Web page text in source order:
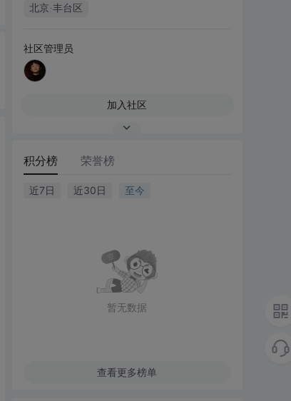
北京·丰台区
社区管理员
加入社区
积分榜 荣誉榜
近7日 近30日 至今
暂无数据
查看更多榜单